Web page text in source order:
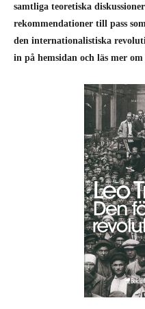
samtliga teoretiska
rekommendationer till pass
den internationalistiska
in på hemsidan och läs mer om